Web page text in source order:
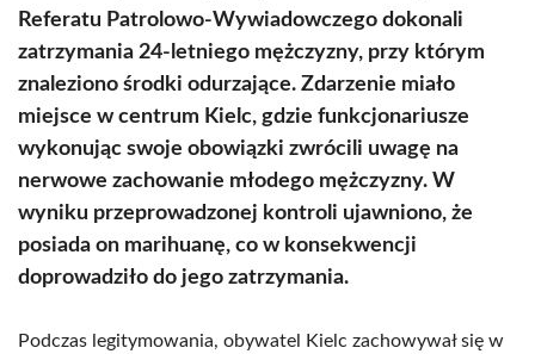
Referatu Patrolowo-Wywiadowczego dokonali
zatrzymania 24-letniego mężczyzny, przy którym
znaleziono środki odurzające. Zdarzenie miało
miejsce w centrum Kielc, gdzie funkcjonariusze
wykonując swoje obowiązki zwrócili uwagę na
nerwowe zachowanie młodego mężczyzny. W
wyniku przeprowadzonej kontroli ujawniono, że
posiada on marihuanę, co w konsekwencji
doprowadziło do jego zatrzymania.
Podczas legitymowania, obywatel Kielc zachowywał się w